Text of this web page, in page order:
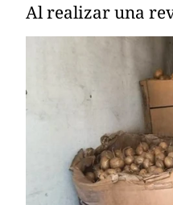
Al realizar una